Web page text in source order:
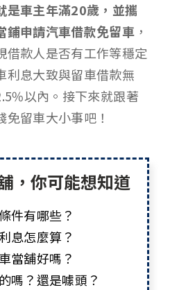
是車主年滿20歲，並攜
鋪申請汽車借款免留車 ，
借款人是否有工作等穩定
利息大致與留車借款無
以內。接下來就跟著
留車大小事吧！
，你可能想知道
件有哪些？
息怎麼算？
當舖好嗎？
嗎？還是噱頭？